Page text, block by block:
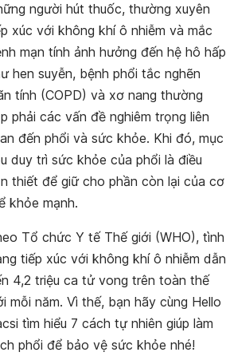
người hút thuốc, thường xuyên
xúc với không khí ô nhiễm và mắc
mạn tính ảnh hưởng đến hệ hô hấp
hen suyễn, bệnh phổi tắc nghẽn
tính (COPD) và xơ nang thường
phải các vấn đề nghiêm trọng liên
đến phổi và sức khỏe. Khi đó, mục
duy trì sức khỏe của phổi là điều
thiết để giữ cho phần còn lại của cơ
khỏe mạnh.
Tổ chức Y tế Thế giới (WHO), tình
tiếp xúc với không khí ô nhiễm dẫn
4,2 triệu ca tử vong trên toàn thế
mỗi năm. Vì thế, bạn hãy cùng Hello
tìm hiểu 7 cách tự nhiên giúp làm
phổi để bảo vệ sức khỏe nhé!